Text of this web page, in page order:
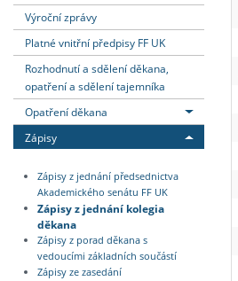
Výroční zprávy
Platné vnitřní předpisy FF UK
Rozhodnutí a sdělení děkana,
opatření a sdělení tajemníka
Opatření děkana
Zápisy
Zápisy z jednání předsednictva
Akademického senátu FF UK
Zápisy z jednání kolegia
děkana
Zápisy z porad děkana s
vedoucími základních součástí
Zápisy ze zasedání